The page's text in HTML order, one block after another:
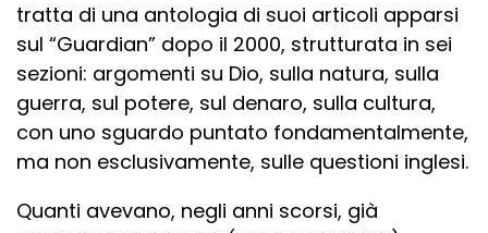
tratta di una antologia di suoi articoli apparsi
sul “Guardian” dopo il 2000, strutturata in sei
sezioni: argomenti su Dio, sulla natura, sulla
guerra, sul potere, sul denaro, sulla cultura,
con uno sguardo puntato fondamentalmente,
ma non esclusivamente, sulle questioni inglesi.
Quanti avevano, negli anni scorsi, già